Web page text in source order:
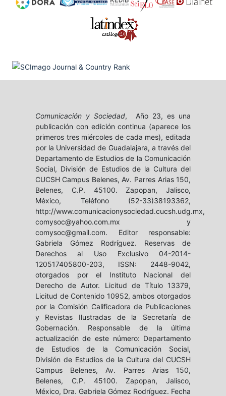
Comunicación y Sociedad, Año 23, es una
publicación con edición continua (aparece los
primeros tres miércoles de cada mes), editada
por la Universidad de Guadalajara, a través del
Departamento de Estudios de la Comunicación
Social, División de Estudios de la Cultura del
CUCSH Campus Belenes, Av. Parres Arias 150,
Belenes, C.P. 45100. Zapopan, Jalisco,
México, Teléfono (52-33)38193362,
http://www.comunicacionysociedad.cucsh.udg.mx,
comysoc@yahoo.com.mx y
comysoc@gmail.com. Editor responsable:
Gabriela Gómez Rodríguez. Reservas de
Derechos al Uso Exclusivo 04-2014-
120517405800-203, ISSN: 2448-9042,
otorgados por el Instituto Nacional del
Derecho de Autor. Licitud de Título 13379,
Licitud de Contenido 10952, ambos otorgados
por la Comisión Calificadora de Publicaciones
y Revistas Ilustradas de la Secretaría de
Gobernación. Responsable de la última
actualización de este número: Departamento
de Estudios de la Comunicación Social,
División de Estudios de la Cultura del CUCSH
Campus Belenes, Av. Parres Arias 150,
Belenes, C.P. 45100. Zapopan, Jalisco,
México, Dra. Gabriela Gómez Rodríguez. Fecha